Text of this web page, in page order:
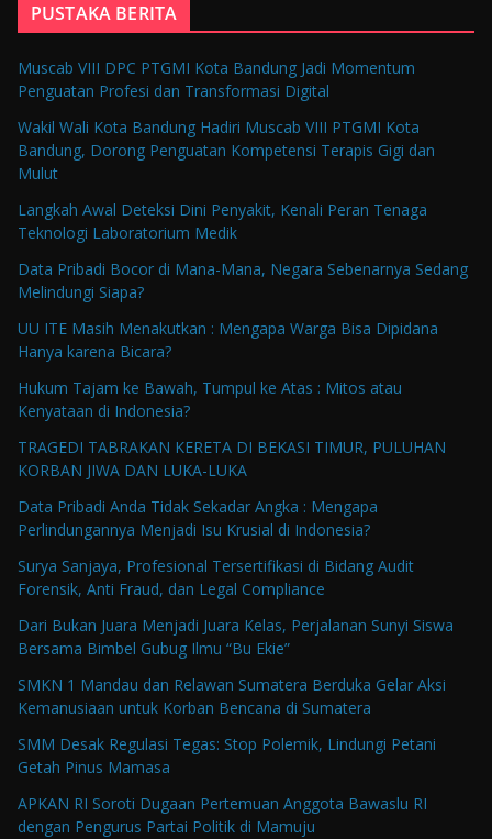
PUSTAKA BERITA
Muscab VIII DPC PTGMI Kota Bandung Jadi Momentum
Penguatan Profesi dan Transformasi Digital
Wakil Wali Kota Bandung Hadiri Muscab VIII PTGMI Kota
Bandung, Dorong Penguatan Kompetensi Terapis Gigi dan
Mulut
Langkah Awal Deteksi Dini Penyakit, Kenali Peran Tenaga
Teknologi Laboratorium Medik
Data Pribadi Bocor di Mana-Mana, Negara Sebenarnya Sedang
Melindungi Siapa?
UU ITE Masih Menakutkan : Mengapa Warga Bisa Dipidana
Hanya karena Bicara?
Hukum Tajam ke Bawah, Tumpul ke Atas : Mitos atau
Kenyataan di Indonesia?
TRAGEDI TABRAKAN KERETA DI BEKASI TIMUR, PULUHAN
KORBAN JIWA DAN LUKA-LUKA
Data Pribadi Anda Tidak Sekadar Angka : Mengapa
Perlindungannya Menjadi Isu Krusial di Indonesia?
Surya Sanjaya, Profesional Tersertifikasi di Bidang Audit
Forensik, Anti Fraud, dan Legal Compliance
Dari Bukan Juara Menjadi Juara Kelas, Perjalanan Sunyi Siswa
Bersama Bimbel Gubug Ilmu “Bu Ekie”
SMKN 1 Mandau dan Relawan Sumatera Berduka Gelar Aksi
Kemanusiaan untuk Korban Bencana di Sumatera
SMM Desak Regulasi Tegas: Stop Polemik, Lindungi Petani
Getah Pinus Mamasa
APKAN RI Soroti Dugaan Pertemuan Anggota Bawaslu RI
dengan Pengurus Partai Politik di Mamuju